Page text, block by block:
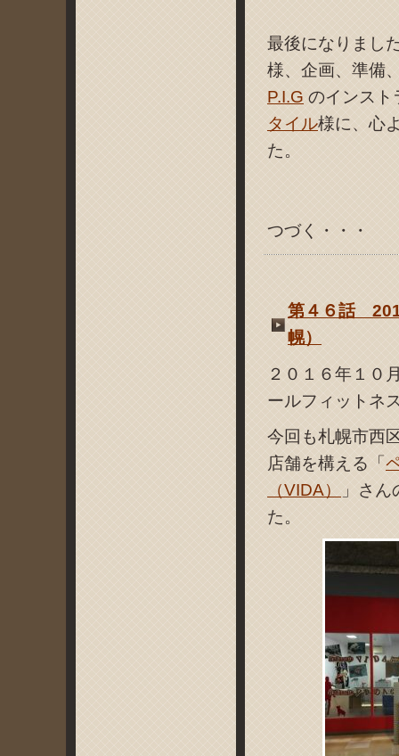
最後になりまし
様、企画、準備
P.I.G のインスト
タイル様に、心
た。
つづく・・・
第４６話
幌）
２０１６年１０
ールフィットネ
今回も札幌市西
店舗を構える「
（VIDA）
」さ
た。